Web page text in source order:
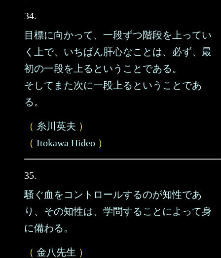
34.
目標に向かって、一段ずつ階段を上ってい
く上で、いちばん肝心なことは、必ず、最
初の一段を上るということである。
そしてまた次に一段上るということであ
る。
（ 糸川英夫 ）
（ Itokawa Hideo ）
35.
騒ぐ血をコントロールするのが知性であ
り、その知性は、学問することによって身
に備わる。
（ 金八先生 ）